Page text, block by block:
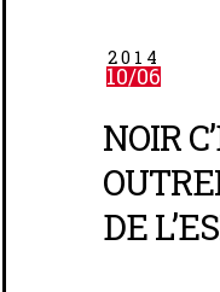
2014
10/06
NOIR
DE